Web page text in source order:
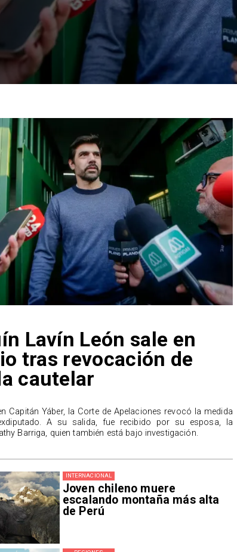
Joven chileno muere
escalando montaña más alta
de Perú
INTERNACIONAL
Lavín León sale en
tras revocación de
cautelar
Capitán Yáber, la Corte de Apelaciones revocó la medida
A su salida, fue recibido por su esposa, la
Barriga, quien también está bajo investigación.